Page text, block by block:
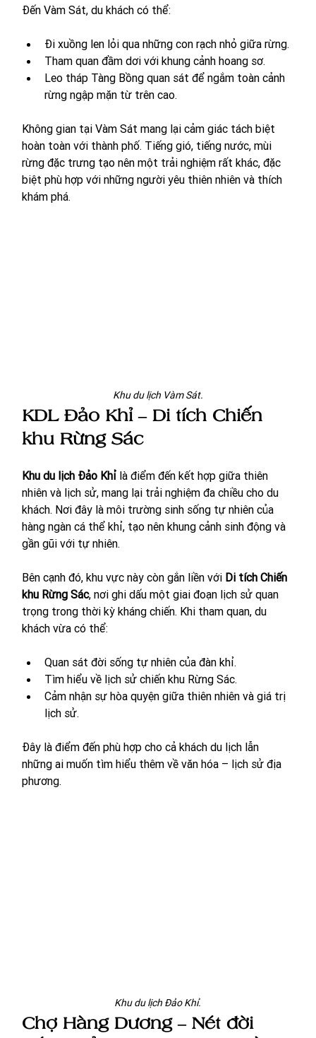
Đến Vàm Sát, du khách có thể:
Đi xuồng len lỏi qua những con rạch nhỏ giữa rừng.
Tham quan đầm dơi với khung cảnh hoang sơ.
Leo tháp Tàng Bồng quan sát để ngắm toàn cảnh
rừng ngập mặn từ trên cao.
Không gian tại Vàm Sát mang lại cảm giác tách biệt
hoàn toàn với thành phố. Tiếng gió, tiếng nước, mùi
rừng đặc trưng tạo nên một trải nghiệm rất khác, đặc
biệt phù hợp với những người yêu thiên nhiên và thích
khám phá.
Khu du lịch Vàm Sát.
KDL Đảo Khỉ – Di tích Chiến
khu Rừng Sác
Khu du lịch Đảo Khỉ là điểm đến kết hợp giữa thiên
nhiên và lịch sử, mang lại trải nghiệm đa chiều cho du
khách. Nơi đây là môi trường sinh sống tự nhiên của
hàng ngàn cá thể khỉ, tạo nên khung cảnh sinh động và
gần gũi với tự nhiên.
Bên cạnh đó, khu vực này còn gắn liền với Di tích Chiến
khu Rừng Sác, nơi ghi dấu một giai đoạn lịch sử quan
trọng trong thời kỳ kháng chiến. Khi tham quan, du
khách vừa có thể:
Quan sát đời sống tự nhiên của đàn khỉ.
Tìm hiểu về lịch sử chiến khu Rừng Sác.
Cảm nhận sự hòa quyện giữa thiên nhiên và giá trị
lịch sử.
Đây là điểm đến phù hợp cho cả khách du lịch lẫn
những ai muốn tìm hiểu thêm về văn hóa – lịch sử địa
phương.
Khu du lịch Đảo Khỉ.
Chợ Hàng Dương – Nét đời